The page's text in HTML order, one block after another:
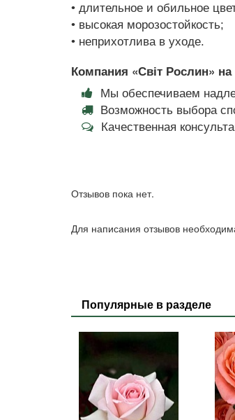
• длительное и обильное
• высокая морозостойкость;
• неприхотлива в уходе.
Компания «Світ Рослин»
Мы обеспечиваем
Возможность выбора
Качественная
Отзывов пока нет.
Для написания отзывов
Популярные в разделе